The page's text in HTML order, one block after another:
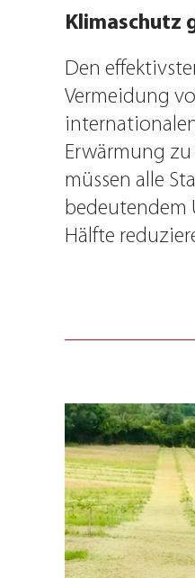
Klimaschutz
Den
Vermeidung
Erwärmung zu
müssen alle
bedeutendem
Hälfte